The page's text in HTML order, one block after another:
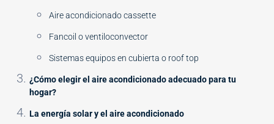
Aire acondicionado cassette
Fancoil o ventiloconvector
Sistemas equipos en cubierta o roof top
¿Cómo elegir el aire acondicionado adecuado para tu
hogar?
La energía solar y el aire acondicionado